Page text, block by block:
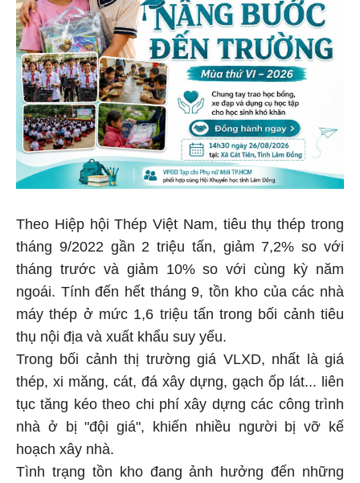
Theo Hiệp hội Thép Việt Nam, tiêu thụ thép trong
tháng 9/2022 gần 2 triệu tấn, giảm 7,2% so với
tháng trước và giảm 10% so với cùng kỳ năm
ngoái. Tính đến hết tháng 9, tồn kho của các nhà
máy thép ở mức 1,6 triệu tấn trong bối cảnh tiêu
thụ nội địa và xuất khẩu suy yếu.
Trong bối cảnh thị trường giá VLXD, nhất là giá
thép, xi măng, cát, đá xây dựng, gạch ốp lát... liên
tục tăng kéo theo chi phí xây dựng các công trình
nhà ở bị "đội giá", khiến nhiều người bị vỡ kế
hoạch xây nhà.
Tình trạng tồn kho đang ảnh hưởng đến những